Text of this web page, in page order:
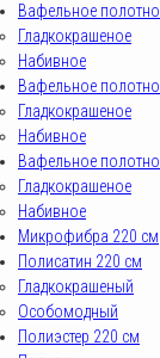
Вафельное
Гладкокрашеное
Набивное
Вафельное
Гладкокрашеное
Набивное
Вафельное
Гладкокрашеное
Набивное
Микрофибра 220 см
Полисатин 220 см
Гладкокрашеный
Особомодный
Полиэстер 220 см